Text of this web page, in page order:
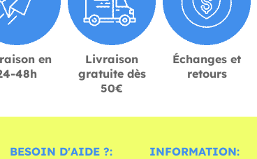
en
48h
Livraison
gratuite dès
50€
Échanges et
retours
BESOIN D'AIDE ?: INFORMATION: